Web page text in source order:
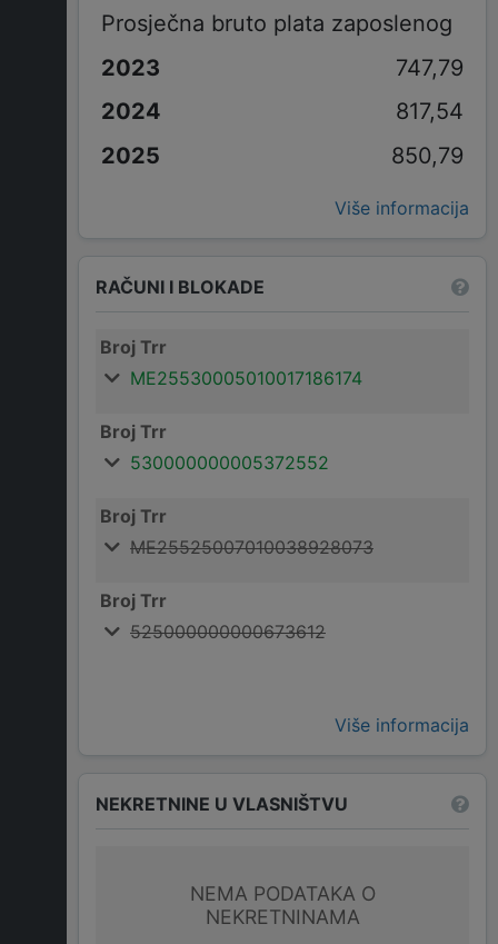
Prosječna bruto plata zaposlenog
747,79
817,54
850,79
Više informacija
RAČUNI I BLOKADE
Broj Trr
ME25530005010017186174
Broj Trr
530000000005372552
Broj Trr
ME25525007010038928073
Broj Trr
525000000000673612
Više informacija
NEKRETNINE U VLASNIŠTVU
NEMA PODATAKA O
NEKRETNINAMA